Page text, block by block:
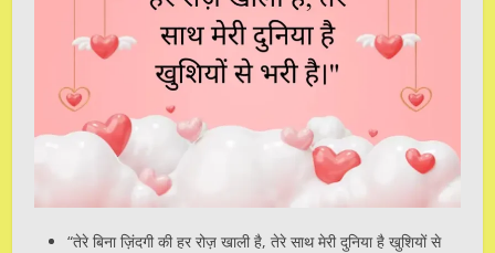
“तेरे बिना ज़िंदगी की हर रोज़ खाली है, तेरे साथ मेरी दुनिया है खुशियों से